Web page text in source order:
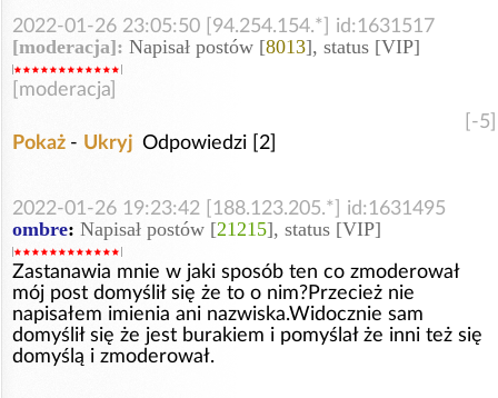
2022-01-26 23:05:50 [94.254.154.*] id:1631517
[moderacja]: Napisał postów [8013], status [VIP]
[moderacja]
[-5]
Pokaż - Ukryj Odpowiedzi [2]
2022-01-26 19:23:42 [188.123.205.*] id:1631495
ombre: Napisał postów [21215], status [VIP]
Zastanawia mnie w jaki sposób ten co zmoderował
mój post domyślił się że to o nim?Przecież nie
napisałem imienia ani nazwiska.Widocznie sam
domyślił się że jest burakiem i pomyślał że inni też się
domyślą i zmoderował.